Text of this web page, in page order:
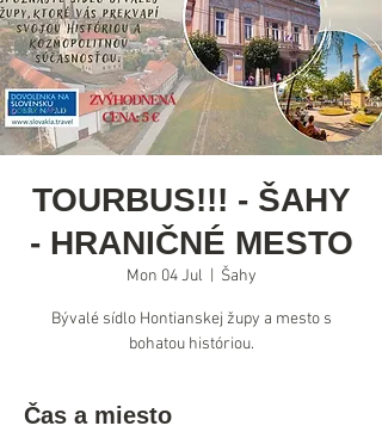
TOURBUS!!! - ŠAHY
- HRANIČNÉ MESTO
Mon 04 Jul Šahy
Bývalé sídlo Hontianskej župy a mesto s
bohatou históriou.
Čas a miesto